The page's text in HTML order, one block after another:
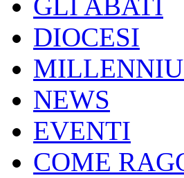
GLI ABATI
DIOCESI
NEWS
EVENTI
COME